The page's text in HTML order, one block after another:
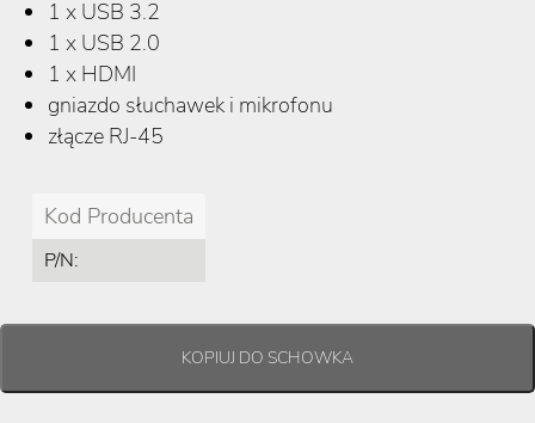
1 x USB 3.2
1 x USB 2.0
1 x HDMI
gniazdo słuchawek i mikrofonu
złącze RJ-45
Kod Producenta
P/N: